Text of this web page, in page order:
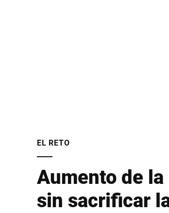
EL RETO
Aumento de
sin sacrificar